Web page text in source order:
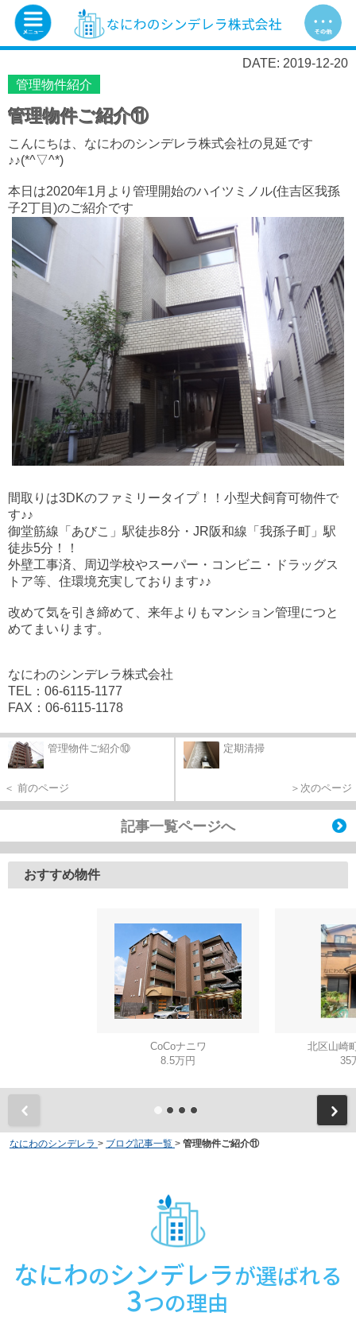
DATE: 2019-12-20
管理物件紹介
管理物件ご紹介⑪
こんにちは、なにわのシンデレラ株式会社の見延です
♪♪(*^▽^*)
本日は2020年1月より管理開始のハイツミノル(住吉区我孫
子2丁目)のご紹介です
間取りは3DKのファミリータイプ！！小型犬飼育可物件で
す♪♪
御堂筋線「あびこ」駅徒歩8分・JR阪和線「我孫子町」駅
徒歩5分！！
外壁工事済、周辺学校やスーパー・コンビニ・ドラッグス
トア等、住環境充実しております♪♪
改めて気を引き締めて、来年よりもマンション管理につと
めてまいります。
なにわのシンデレラ株式会社
TEL：06-6115-1177
FAX：06-6115-1178
管理物件ご紹介⑩
＜ 前のページ
定期清掃
＞次のページ
記事一覧ページへ
おすすめ物件
CoCoナニワ
8.5万円
北区山崎
35
なにわのシンデレラ > ブログ記事一覧 > 管理物件ご紹介⑪
なにわのシンデレラが選ばれる
3つの理由